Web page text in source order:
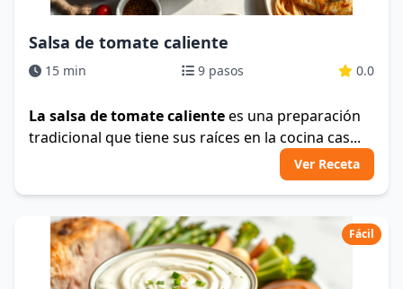
Salsa de tomate caliente
15 min 9 pasos 0.0
La salsa de tomate calientees una preparación
tradicional que tiene sus raíces en la cocina cas...
Ver Receta
Fácil